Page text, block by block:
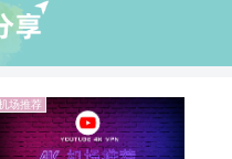
机场推荐
Netflix 机场推荐：解锁 Netflix 非自
制剧、Disney+ 全解锁